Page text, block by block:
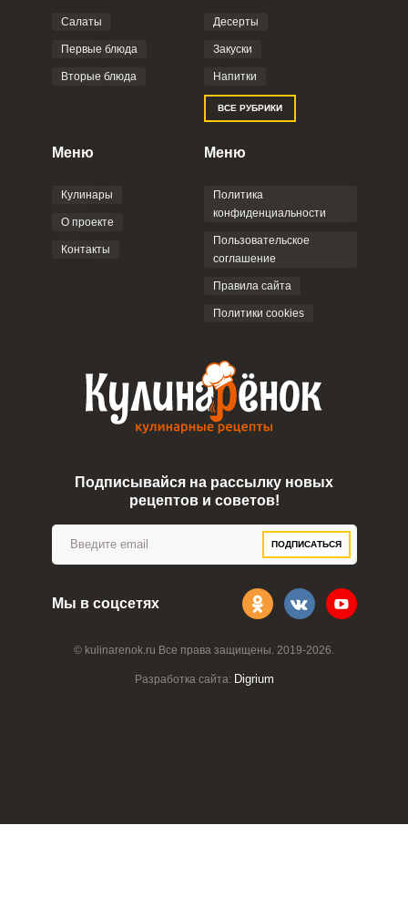
© kulinarenok.ru Все права защищены. 2019-2026.
Разработка сайта: Digrium
Салаты
Первые блюда
Вторые блюда
Десерты
Закуски
Напитки
ВСЕ РУБРИКИ
Меню
Кулинары
О проекте
Контакты
Меню
Политика
конфиденциальности
Пользовательское
соглашение
Правила сайта
Политики cookies
Подписывайся на рассылку новых
рецептов и советов!
ПОДПИСАТЬСЯ
Мы в соцсетях
ЕЩЕ НЕ ЗАРЕГИСТРИРОВАННЫ?